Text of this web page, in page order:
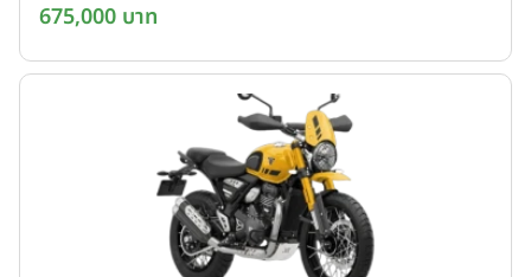
675,000 บาท